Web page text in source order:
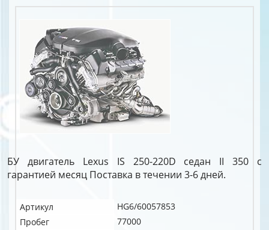
БУ двигатель Lexus IS 250-220D седан II 350 c
гарантией месяц Поставка в течении 3-6 дней.
Артикул
HG6/60057853
Пробег
77000